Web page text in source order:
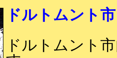
ドルトムント
ドルトムント